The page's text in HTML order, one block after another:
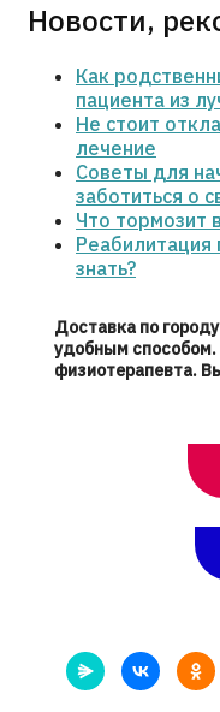
Новости,
Как
пациента из
Не стоит
лечение
Советы для
заботиться о
Что тормозит
Реабилитация
знать?
Доставка по
удобным способом.
физиотерапевта.